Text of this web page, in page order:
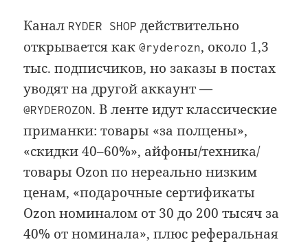
Канал RYDER SHOP действительно
открывается как@ryderozn, около 1,3
тыс. подписчиков, но заказы в постах
уводят на другой аккаунт —
@RYDEROZON. В ленте идут классические
приманки: товары «за полцены»,
«скидки 40–60%», айфоны/техника/
товары Ozon по нереально низким
ценам, «подарочные сертификаты
Ozon номиналом от 30 до 200 тысяч за
40% от номинала», плюс реферальная